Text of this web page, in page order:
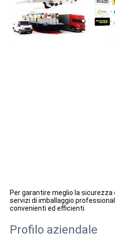
Per garantire meglio la
servizi di imballaggio
convenienti ed efficienti.
Profilo aziendale